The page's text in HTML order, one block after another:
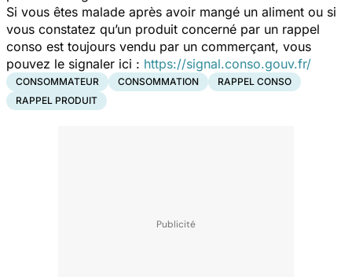
Si vous êtes malade après avoir mangé un aliment ou si
vous constatez qu’un produit concerné par un rappel
conso est toujours vendu par un commerçant, vous
pouvez le signaler ici : https://signal.conso.gouv.fr/
CONSOMMATEUR CONSOMMATION
RAPPEL CONSO
RAPPEL PRODUIT